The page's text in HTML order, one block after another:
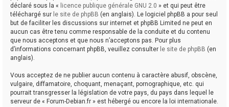
déclaré sous la « licence publique générale GNU 2.0 » et qui peut être
téléchargé sur le site de phpBB (en anglais). Le logiciel phpBB a pour seul
but de faciliter les discussions sur internet et phpBB Limited ne peut en
aucun cas être tenu comme responsable de la conduite et du contenu
que nous acceptons et que nous n’acceptons pas. Pour plus
d’informations concernant phpBB, veuillez consulter le site de phpBB (en
anglais).
Vous acceptez de ne publier aucun contenu à caractère abusif, obscène,
vulgaire, diffamatoire, choquant, menaçant, pornographique, etc. qui
pourrait transgresser la législation de votre pays, du pays dans lequel le
serveur de « Forum-Debian.fr » est hébergé ou encore la loi internationale.